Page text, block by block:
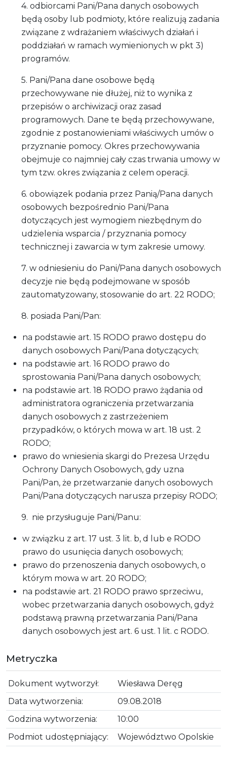
4. odbiorcami Pani/Pana danych osobowych
będą osoby lub podmioty, które realizują zadania
związane z wdrażaniem właściwych działań i
poddziałań w ramach wymienionych w pkt 3)
programów.
5. Pani/Pana dane osobowe będą
przechowywane nie dłużej, niż to wynika z
przepisów o archiwizacji oraz zasad
programowych. Dane te będą przechowywane,
zgodnie z postanowieniami właściwych umów o
przyznanie pomocy. Okres przechowywania
obejmuje co najmniej cały czas trwania umowy w
tym tzw. okres związania z celem operacji.
6. obowiązek podania przez Panią/Pana danych
osobowych bezpośrednio Pani/Pana
dotyczących jest wymogiem niezbędnym do
udzielenia wsparcia / przyznania pomocy
technicznej i zawarcia w tym zakresie umowy.
7. w odniesieniu do Pani/Pana danych osobowych
decyzje nie będą podejmowane w sposób
zautomatyzowany, stosowanie do art. 22 RODO;
8. posiada Pani/Pan:
na podstawie art. 15 RODO prawo dostępu do
danych osobowych Pani/Pana dotyczących;
na podstawie art. 16 RODO prawo do
sprostowania Pani/Pana danych osobowych;
na podstawie art. 18 RODO prawo żądania od
administratora ograniczenia przetwarzania
danych osobowych z zastrzeżeniem
przypadków, o których mowa w art. 18 ust. 2
RODO;
prawo do wniesienia skargi do Prezesa Urzędu
Ochrony Danych Osobowych, gdy uzna
Pani/Pan, że przetwarzanie danych osobowych
Pani/Pana dotyczących narusza przepisy RODO;
9. nie przysługuje Pani/Panu:
w związku z art. 17 ust. 3 lit. b, d lub e RODO
prawo do usunięcia danych osobowych;
prawo do przenoszenia danych osobowych, o
którym mowa w art. 20 RODO;
na podstawie art. 21 RODO prawo sprzeciwu,
wobec przetwarzania danych osobowych, gdyż
podstawą prawną przetwarzania Pani/Pana
danych osobowych jest art. 6 ust. 1 lit. c RODO.
Metryczka
Dokument wytworzył:
Wiesława Deręg
Data wytworzenia:
09.08.2018
Godzina wytworzenia:
10:00
Podmiot udostępniający:
Województwo Opolskie